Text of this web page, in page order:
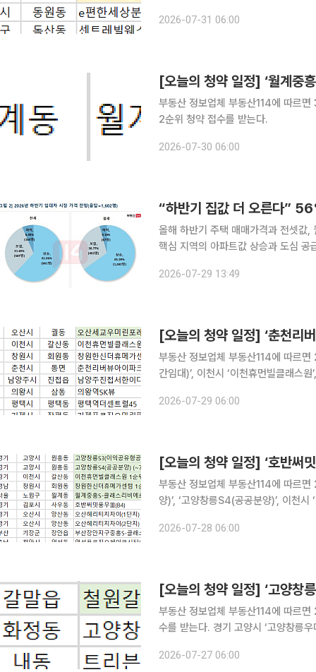
(청년안심주택)’은 계약을 시작한다.
2026-07-31 06:00
[오늘의 청약 일정] ‘월계중
부동산 정보업체 부동산114에 따르
2순위 청약 접수를 받는다.
2026-07-30 06:00
“하반기 집값 더 오른다”
올해 하반기 주택 매매가격과 전셋값
핵심 지역의 아파트값 상승과 도심
명을 대상으로 온라인 설문조사를 실
2026-07-29 13:49
[오늘의 청약 일정] ‘춘천리
부동산 정보업체 부동산114에 따르
간임대)’, 이천시 ‘이천휴먼빌클래스
의왕시 ‘의왕역SK뷰’, 평택시 ‘평택역
2026-07-29 06:00
[오늘의 청약 일정] ‘호반써
부동산 정보업체 부동산114에 따르
양)’, ‘고양창릉S4(공공분양)’, 이천시
반써밋풍무Ⅲ(B4)’, 오산시 ‘오산헤리
2026-07-28 06:00
[오늘의 청약 일정] ‘고양창
부동산 정보업체 부동산114에 따르
수를 받는다. 경기 고양시 ‘고양창릉우미린그레니티(S1)’, 경남 김해시 ‘트리븐김해’ 등은 계약을 시
2026-07-27 06:00